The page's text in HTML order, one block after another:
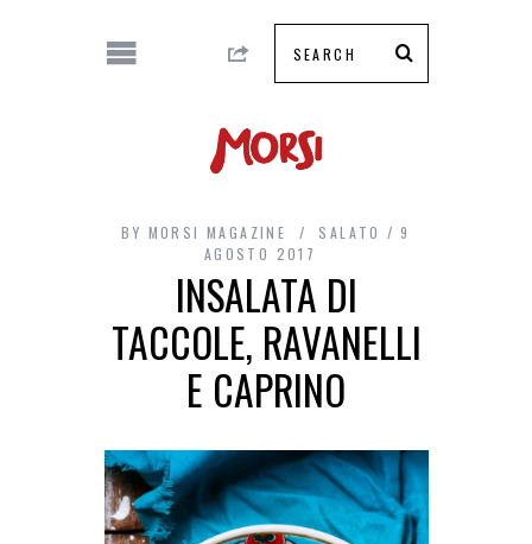
BY MORSI MAGAZINE SALATO
9
AGOSTO 2017
INSALATA DI
TACCOLE, RAVANELLI
E CAPRINO